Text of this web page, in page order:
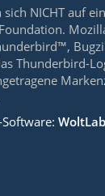
sich NICHT auf
Thunderbird-